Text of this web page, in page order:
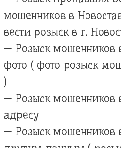
мошенников в
вести розыск в г.
— Розыск мошенников
фото ( фото розыск
)
— Розыск мошенников
адресу
— Розыск мошенников